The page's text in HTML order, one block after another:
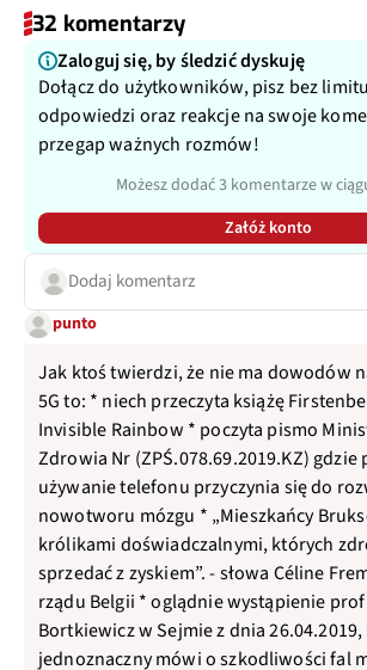
32 komentarzy
Zaloguj się, by śledzić dyskuję
Dołącz do użytkowników, pisz bez
odpowiedzi oraz reakcje na swoje
przegap ważnych rozmów!
Możesz dodać 3 komentarze w
Załóż konto
Dodaj komentarz
punto
Jak ktoś twierdzi, że nie ma dowodów
5G to: * niech przeczyta książę
Invisible Rainbow * poczyta pismo
Zdrowia Nr (ZPŚ.078.69.2019.KZ) gdzie
używanie telefonu przyczynia się do
nowotworu mózgu * „Mieszkańcy
królikami doświadczalnymi, których
sprzedać z zyskiem”. - słowa Céline
rządu Belgii * oglądnie wystąpienie
Bortkiewicz w Sejmie z dnia
jednoznaczny mówi o szkodliwości fal